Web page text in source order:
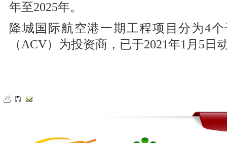
年至2025年。
隆城国际航空港一期工程项目分为4
（ACV）为投资商，已于2021年1月5日